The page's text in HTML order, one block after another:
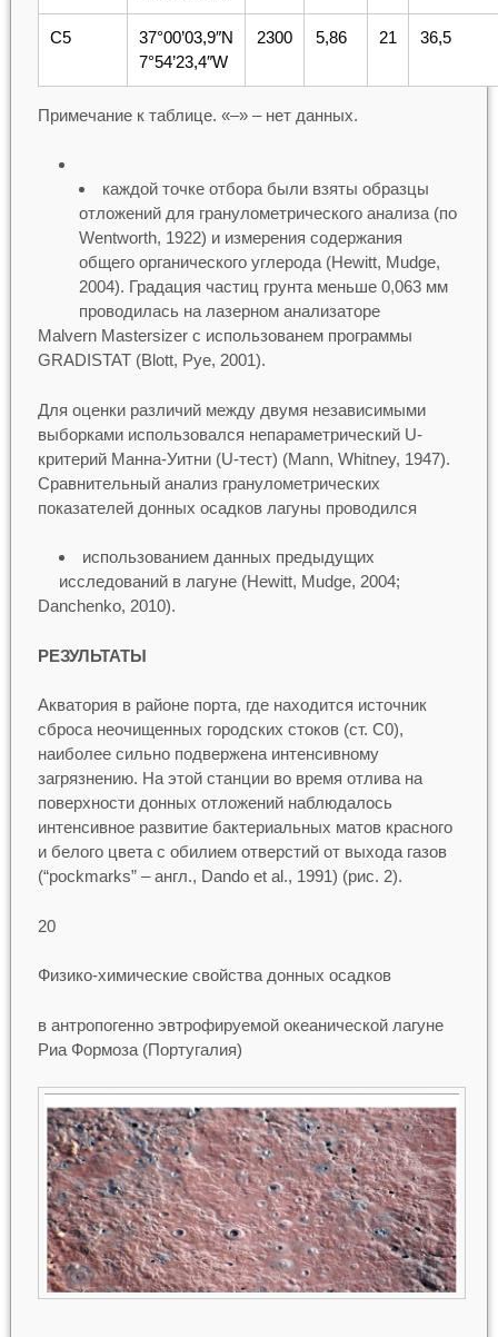
С5
37°00’03,9″N
7°54’23,4″W
2300 5,86 21 36,5
Примечание к таблице. «–» – нет данных.
каждой точке отбора были взяты образцы
отложений для гранулометрического анализа (по
Wentworth, 1922) и измерения содержания
общего органического углерода (Hewitt, Mudge,
2004). Градация частиц грунта меньше 0,063 мм
проводилась на лазерном анализаторе
Malvern Mastersizer с использованем программы
GRADISTAT (Blott, Pye, 2001).
Для оценки различий между двумя независимыми
выборками использовался непараметрический U-
критерий Манна-Уитни (U-тест) (Mann, Whitney, 1947).
Сравнительный анализ гранулометрических
показателей донных осадков лагуны проводился
использованием данных предыдущих
исследований в лагуне (Hewitt, Mudge, 2004;
Danchenko, 2010).
РЕЗУЛЬТАТЫ
Акватория в районе порта, где находится источник
сброса неочищенных городских стоков (ст. С0),
наиболее сильно подвержена интенсивному
загрязнению. На этой станции во время отлива на
поверхности донных отложений наблюдалось
интенсивное развитие бактериальных матов красного
и белого цвета с обилием отверстий от выхода газов
(“pockmarks” ‒ англ., Dando et al., 1991) (рис. 2).
20
Физико-химические свойства донных осадков
в антропогенно эвтрофируемой океанической лагуне
Риа Формоза (Португалия)